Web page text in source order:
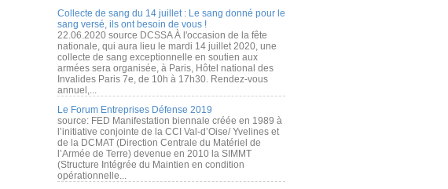
Collecte de sang du 14 juillet : Le sang donné pour le
sang versé, ils ont besoin de vous !
22.06.2020 source DCSSA À l'occasion de la fête
nationale, qui aura lieu le mardi 14 juillet 2020, une
collecte de sang exceptionnelle en soutien aux
armées sera organisée, à Paris, Hôtel national des
Invalides Paris 7e, de 10h à 17h30. Rendez-vous
annuel,...
Le Forum Entreprises Défense 2019
source: FED Manifestation biennale créée en 1989 à
l’initiative conjointe de la CCI Val-d’Oise/ Yvelines et
de la DCMAT (Direction Centrale du Matériel de
l’Armée de Terre) devenue en 2010 la SIMMT
(Structure Intégrée du Maintien en condition
opérationnelle...